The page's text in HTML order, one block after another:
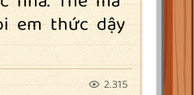
em thức dậy
2.315